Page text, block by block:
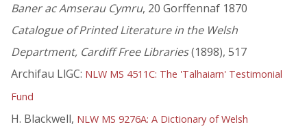
Baner ac Amserau Cymru, 20 Gorffennaf 1870
Catalogue of Printed Literature in the Welsh
Department, Cardiff Free Libraries(1898), 517
Archifau LlGC: NLW MS 4511C: The 'Talhaiarn' Testimonial
Fund
H. Blackwell, NLW MS 9276A: A Dictionary of Welsh